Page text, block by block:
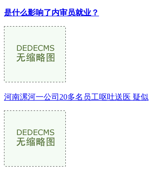
是什么影响了内审员就业？
河南漯河一公司20多名员工呕吐送医 疑似